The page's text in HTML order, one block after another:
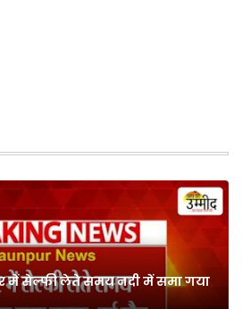
में सेल्फी लेते समय नदी में समा गया